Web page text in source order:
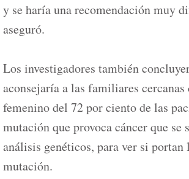
y se haría una recomendación muy
aseguró.
Los investigadores también
aconsejaría a las familiares cercanas
femenino del 72 por ciento de las
mutación que provoca cáncer que se
análisis genéticos, para ver si portan
mutación.